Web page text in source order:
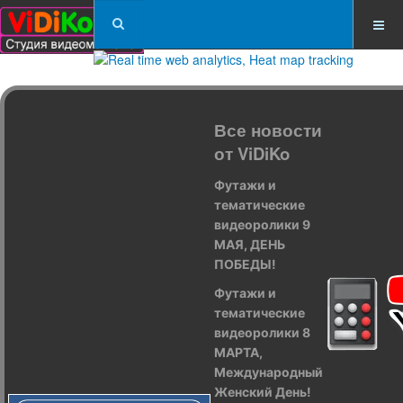
Все новости
от ViDiKo
Футажи и
тематические
видеоролики 9
МАЯ, ДЕНЬ
ПОБЕДЫ!
Футажи и
тематические
видеоролики 8
МАРТА,
Международный
Женский День!